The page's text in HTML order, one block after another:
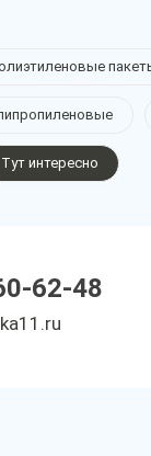
Тут интересно
62-48